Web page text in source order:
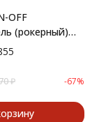
OFF
(рокерный)
₽ -67%